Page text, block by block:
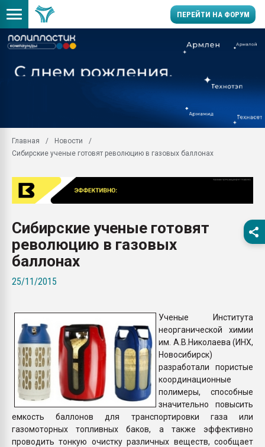
ПЕРЕЙТИ НА ФОРУМ
умельцы изготовили
колонок полностью из
Продажа готового
производство SPC
29.07.2026 ФРП помог
ближайшее
Подмосковье, Москва
ПЕРЕЙТИ НА
Главная
Новости
Сибирские ученые готовят революцию в газовых баллонах
Сибирские ученые готовят
революцию в газовых
баллонах
25/11/2015
Ученые Института
неорганической химии
им. А.В.Николаева (ИНХ,
Новосибирск)
разработали пористые
координационные
полимеры, способные
значительно повысить
емкость баллонов для транспортировки газа или
газомоторных топливных баков, а также эффективно
проводить тонкую очистку различных веществ, сообщает